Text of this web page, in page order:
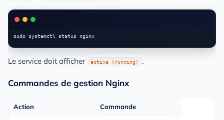
Le service doit afficher active (running) .
Commandes de gestion Nginx
Action Commande